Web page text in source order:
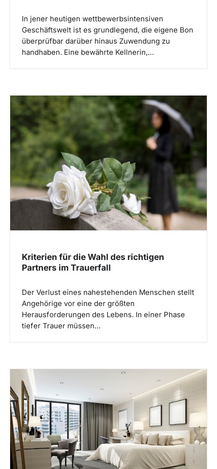
In jener heutigen wettbewerbsintensiven
Geschäftswelt ist es grundlegend, die eigene Bon
überprüfbar darüber hinaus Zuwendung zu
handhaben. Eine bewährte Kellnerin,…
Kriterien für die Wahl des richtigen
Partners im Trauerfall
Der Verlust eines nahestehenden Menschen stellt
Angehörige vor eine der größten
Herausforderungen des Lebens. In einer Phase
tiefer Trauer müssen…